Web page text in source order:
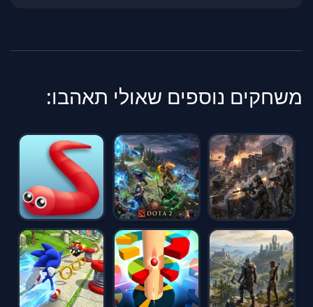
משחקים נוספים שאולי תאהבו: